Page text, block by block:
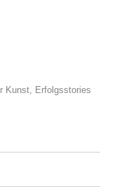
Kunst, Erfolgsstories